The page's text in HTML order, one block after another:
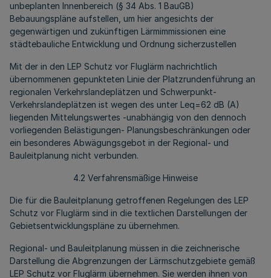
unbeplanten Innenbereich (§ 34 Abs. 1 BauGB)
Bebauungspläne aufstellen, um hier angesichts der
gegenwärtigen und zukünftigen Lärmimmissionen eine
städtebauliche Entwicklung und Ordnung sicherzustellen
Mit der in den LEP Schutz vor Fluglärm nachrichtlich
übernommenen gepunkteten Linie der Platzrundenführung an
regionalen Verkehrslandeplätzen und Schwerpunkt-
Verkehrslandeplätzen ist wegen des unter Leq=62 dB (A)
liegenden Mittelungswertes -unabhängig von den dennoch
vorliegenden Belästigungen- Planungsbeschränkungen oder
ein besonderes Abwägungsgebot in der Regional- und
Bauleitplanung nicht verbunden.
4.2 Verfahrensmäßige Hinweise
Die für die Bauleitplanung getroffenen Regelungen des LEP
Schutz vor Fluglärm sind in die textlichen Darstellungen der
Gebietsentwicklungspläne zu übernehmen.
Regional- und Bauleitplanung müssen in die zeichnerische
Darstellung die Abgrenzungen der Lärmschutzgebiete gemäß
LEP Schutz vor Fluglärm übernehmen. Sie werden ihnen von